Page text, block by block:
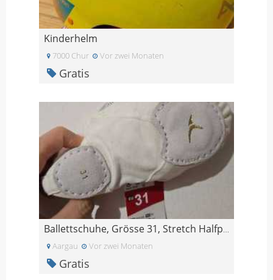
Kinderhelm
7000 Chur Vor zwei Monaten
Gratis
Ballettschuhe, Grösse 31, Stretch Halfpoint neu, u
Aargau Vor zwei Monaten
Gratis